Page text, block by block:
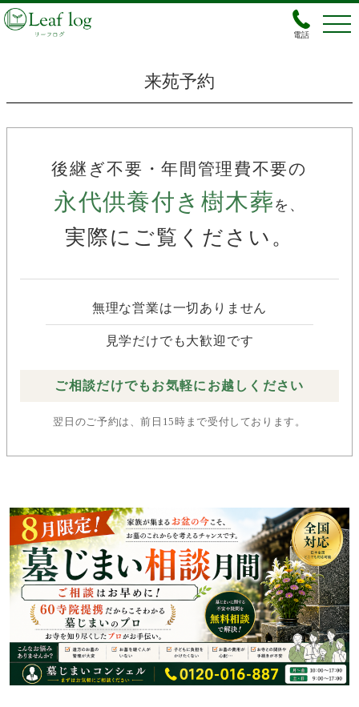
電話
来苑予約
後継ぎ不要・年間管理費不要の
永代供養付き樹木葬 を、
実際にご覧ください。
無理な営業は一切ありません
見学だけでも大歓迎です
ご相談だけでもお気軽にお越しください
翌日のご予約は、前日15時まで受付しております。